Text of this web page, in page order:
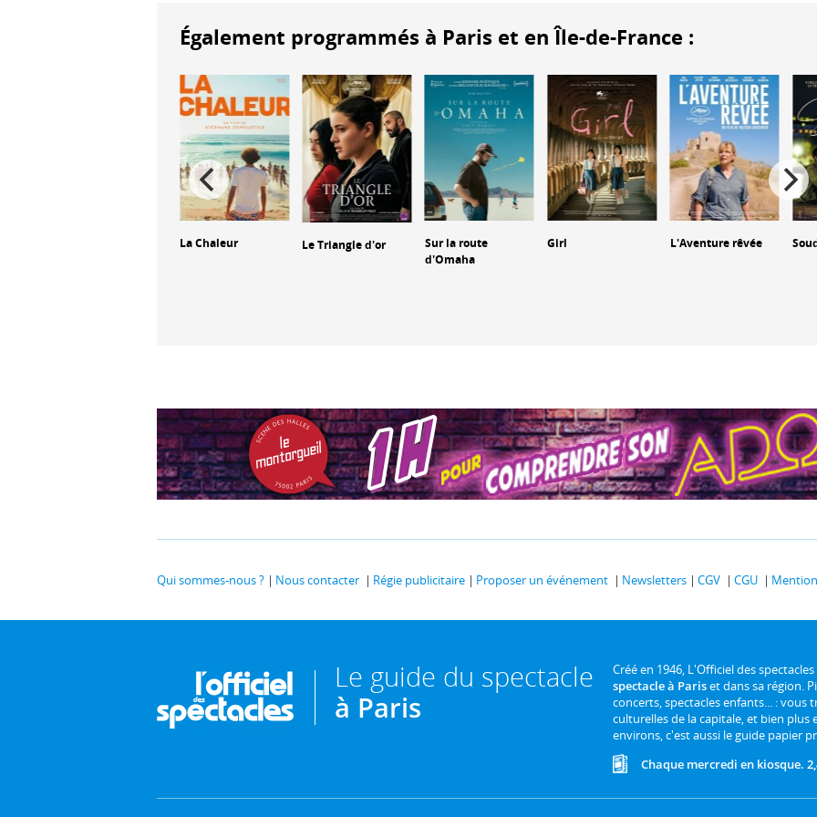
Également programmés à Paris et en Île-de-France :
La Chaleur Le Triangle d'or
Sur la route
d'Omaha
Girl L'Aventure rêvée
Qui sommes-nous ? Nous contacter Régie publicitaire Proposer un événement Newsletters CGV CGU
Le guide du spectacle
à Paris
Créé en 1946, L'Officiel des
spectacle à Pariset dans sa région.
concerts, spectacles enfants... :
culturelles de la capitale, et bien plus
environs, c'est aussi le guide papier
Chaque mercredi en kiosque.